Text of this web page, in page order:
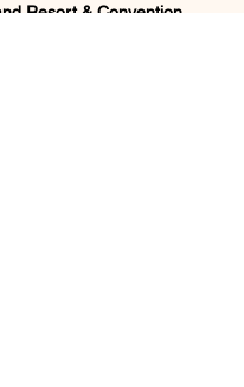
Resort & Convention